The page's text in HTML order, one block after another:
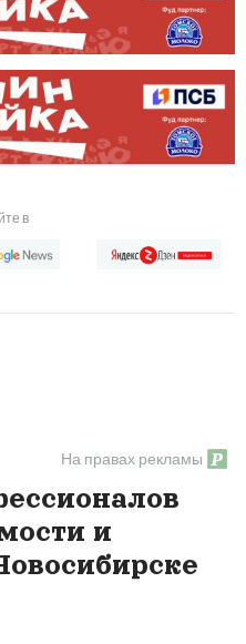
в
На правах рекламы
и